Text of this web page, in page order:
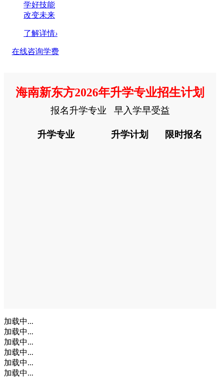
学好技能
改变未来
了解详情›
在线咨询学费
海南新东方2026年升学专业招生计划
报名升学专业 早入学早受益
升学专业 升学计划 限时报名
加载中...
加载中...
加载中...
加载中...
加载中...
加载中...